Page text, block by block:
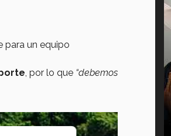
para un equipo
, por lo que “debemos